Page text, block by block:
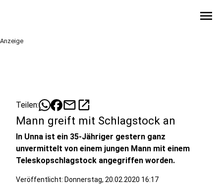
menu
Anzeige
Teilen: mailopen_in_new
Mann greift mit Schlagstock an
In Unna ist ein 35-Jähriger gestern ganz
unvermittelt von einem jungen Mann mit einem
Teleskopschlagstock angegriffen worden.
Veröffentlicht: Donnerstag, 20.02.2020 16:17